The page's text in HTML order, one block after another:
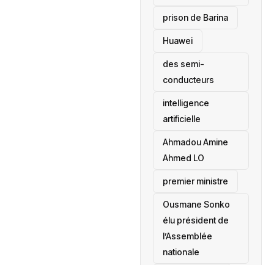
prison de Barina
Huawei
des semi-
conducteurs
intelligence
artificielle
Ahmadou Amine
Ahmed LO
premier ministre
Ousmane Sonko
élu président de
l’Assemblée
nationale